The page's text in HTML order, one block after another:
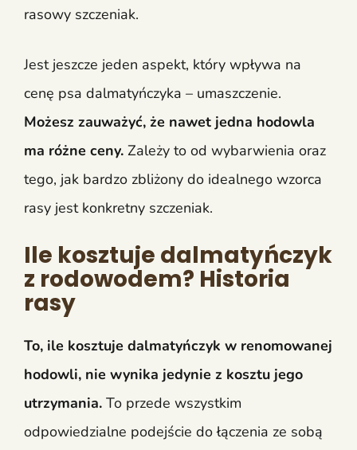
rasowy szczeniak.
Jest jeszcze jeden aspekt, który wpływa na
cenę psa dalmatyńczyka – umaszczenie.
Możesz zauważyć, że nawet jedna hodowla
ma różne ceny. Zależy to od wybarwienia oraz
tego, jak bardzo zbliżony do idealnego wzorca
rasy jest konkretny szczeniak.
Ile kosztuje dalmatyńczyk
z rodowodem? Historia
rasy
To, ile kosztuje dalmatyńczyk w renomowanej
hodowli, nie wynika jedynie z kosztu jego
utrzymania. To przede wszystkim
odpowiedzialne podejście do łączenia ze sobą